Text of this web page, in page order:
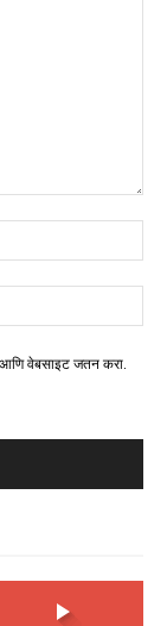
आणि वेबसाइट जतन करा.